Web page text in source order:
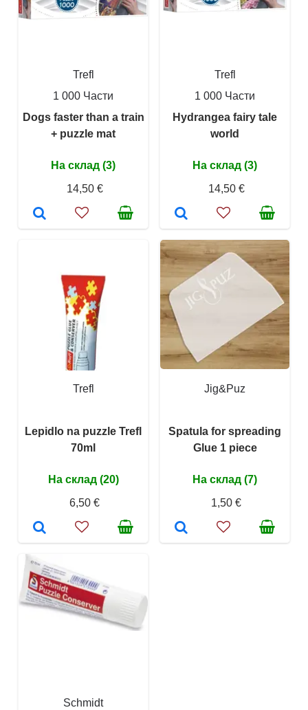
Trefl
1 000 Части
Dogs faster than a train
+ puzzle mat
На склад (3)
14,50 €
Trefl
1 000 Части
Hydrangea fairy tale
world
На склад (3)
14,50 €
Trefl
Lepidlo na puzzle Trefl
70ml
На склад (20)
6,50 €
Jig&Puz
Spatula for spreading
Glue 1 piece
На склад (7)
1,50 €
Schmidt